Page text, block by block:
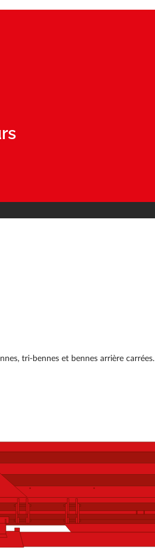
tri-bennes et bennes arrière carrées.